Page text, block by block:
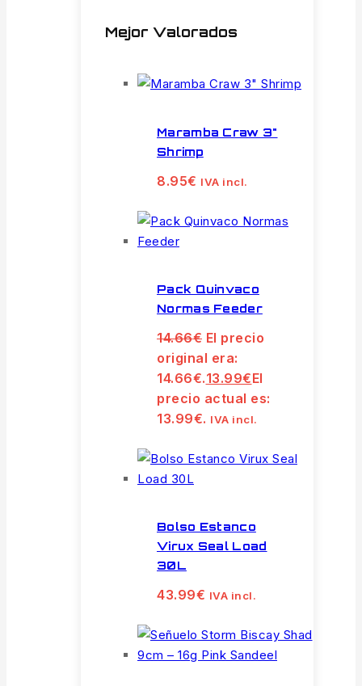
Mejor Valorados
Maramba Craw 3"
Shrimp
8.95€ IVA incl.
Pack Quinvaco
Normas Feeder
14.66€ El precio
original era:
14.66€.13.99€El
precio actual es:
13.99€. IVA incl.
Bolso Estanco
Virux Seal Load
30L
43.99€ IVA incl.